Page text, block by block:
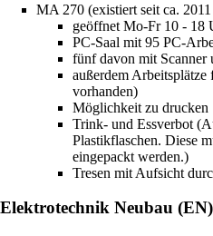
MA 270 (existiert seit ca.
geöffnet Mo-Fr 10 - 18
PC-Saal mit 95 PC-
fünf davon mit Scanner
außerdem
vorhanden)
Möglichkeit zu drucken
Trink- und Essverbot
Plastikflaschen. Diese
eingepackt werden.)
Tresen mit Aufsicht
Elektrotechnik Neubau (EN)